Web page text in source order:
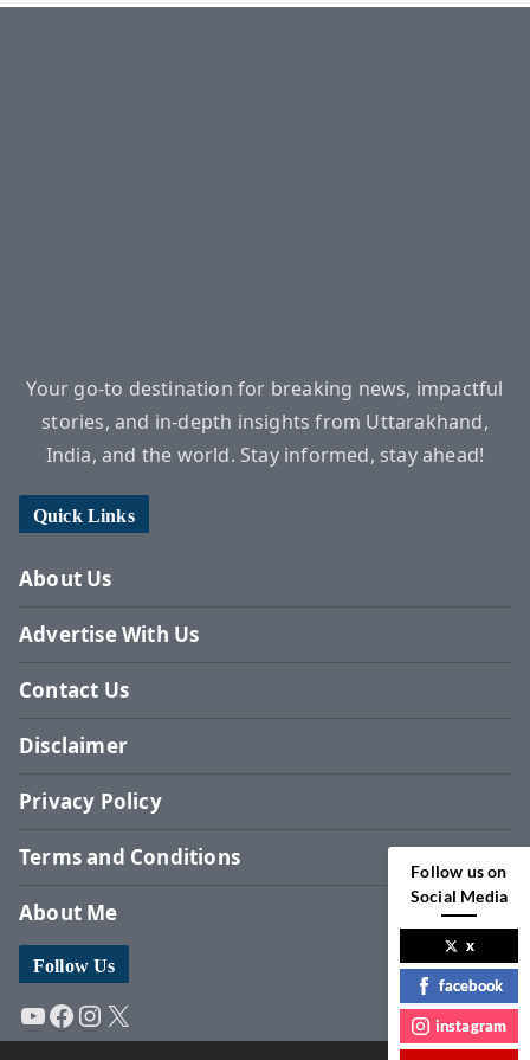
Your go-to destination for breaking news, impactful
stories, and in-depth insights from Uttarakhand,
India, and the world. Stay informed, stay ahead!
Quick Links
About Us
Advertise With Us
Contact Us
Disclaimer
Privacy Policy
Terms and Conditions
About Me
Follow Us
YouTube
Facebook
Instagram
X
Follow us on
Social Media
x
facebook
instagram